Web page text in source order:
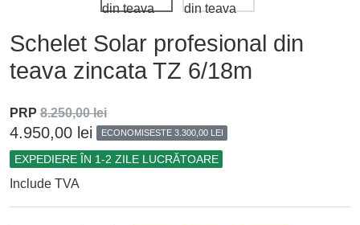
Schelet Solar profesional din
teava zincata TZ 6/18m
PRP 8.250,00 lei
4.950,00 lei ECONOMISESTE 3.300,00 LEI
EXPEDIERE ÎN 1-2 ZILE LUCRĂTOARE
Include TVA